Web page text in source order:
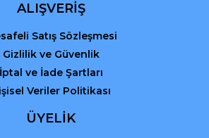
ALIŞVERİŞ
Satış Sözleşmesi
Gizlilik ve Güvenlik
İptal ve İade Şartları
Veriler Politikası
ÜYELİK